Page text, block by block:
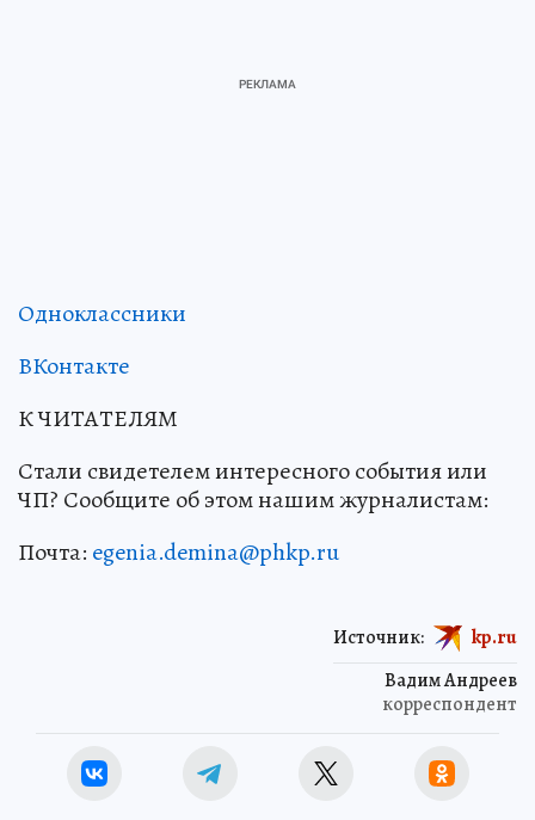
Одноклассники
ВКонтакте
К ЧИТАТЕЛЯМ
Стали свидетелем интересного события или
ЧП? Сообщите об этом нашим журналистам:
Почта: egenia.demina@phkp.ru
Вадим Андреев
корреспондент
Источник: kp.ru